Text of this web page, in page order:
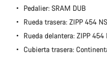
Pedalier: SRAM DUB
Rueda trasera: ZIPP 454
Rueda delantera: ZIPP 454
Cubierta trasera:
¿Necesitas ayuda?